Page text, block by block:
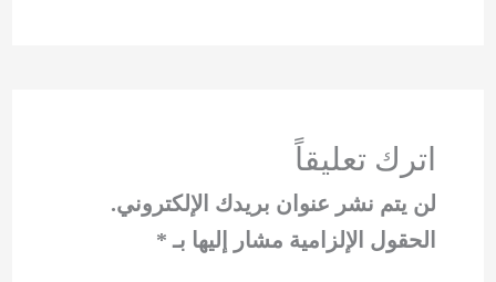
اترك تعليقاً
لن يتم نشر عنوان بريدك الإلكتروني.
الحقول الإلزامية مشار إليها بـ *